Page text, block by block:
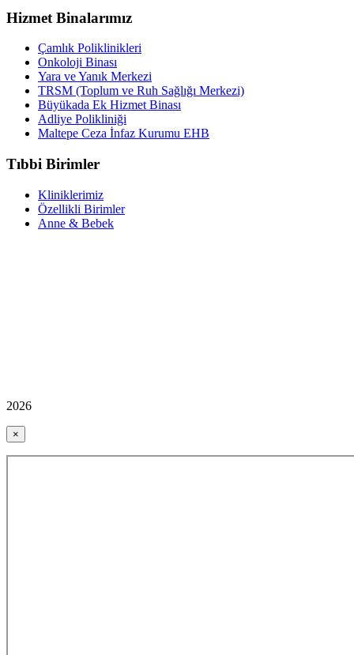
Hizmet Binalarımız
Çamlık Poliklinikleri
Onkoloji Binası
Yara ve Yanık Merkezi
TRSM (Toplum ve Ruh Sağlığı Merkezi)
Büyükada Ek Hizmet Binası
Adliye Polikliniği
Maltepe Ceza İnfaz Kurumu EHB
Tıbbi Birimler
Kliniklerimiz
Özellikli Birimler
Anne & Bebek
2026
×